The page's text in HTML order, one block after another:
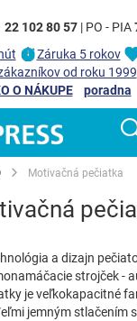
22 102 80 57 | PO - PIA
Záruka 5 rokov
od roku 1999
O NÁKUPE
poradna
Motivačná pečiatka
a dizajn
strojček -
je veľkokapacitné
jemným stlačením